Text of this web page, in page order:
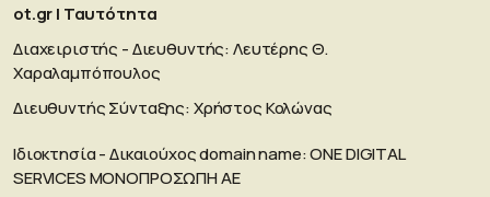
ot.gr | Ταυτότητα
Διαχειριστής - Διευθυντής: Λευτέρης Θ.
Χαραλαμπόπουλος
Διευθυντής Σύνταξης: Χρήστος Κολώνας
Ιδιοκτησία - Δικαιούχος domain name: ΟΝΕ DIGITAL
SERVICES MONOΠΡΟΣΩΠΗ ΑΕ